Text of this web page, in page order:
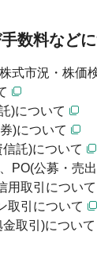
数料など
式市況・株価
)について
)について
託)について
PO(公募・売
用取引について
取引について
取引)について